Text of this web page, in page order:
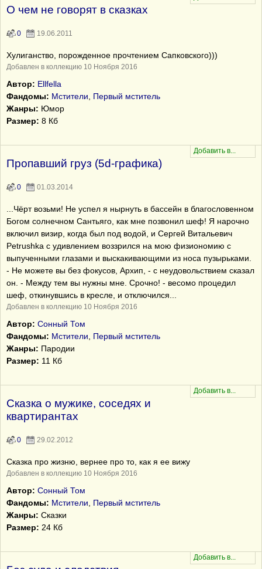
О чем не говорят в сказках
0 19.06.2011
Хулиганство, порожденное прочтением Сапковского)))
Добавлен в коллекцию 10 Ноября 2016
Автор: Ellfella
Фандомы: Мстители
Первый мститель
Жанры: Юмор
Размер: 8 Кб
Пропавший груз (5d-графика)
0 01.03.2014
...Чёрт возьми! Не успел я нырнуть в бассейн в благословенном
Богом солнечном Сантьяго, как мне позвонил шеф! Я нарочно
включил визир, когда был под водой, и Сергей Витальевич
Petrushka с удивлением воззрился на мою физиономию с
выпученными глазами и выскакивающими из носа пузырьками.
- Не можете вы без фокусов, Архип, - с неудовольствием сказал
он. - Между тем вы нужны мне. Срочно! - весомо процедил
шеф, откинувшись в кресле, и отключился...
Добавлен в коллекцию 10 Ноября 2016
Автор: Сонный Том
Фандомы: Мстители
Первый мститель
Жанры: Пародии
Размер: 11 Кб
Сказка о мужике, соседях и
квартирантах
0 29.02.2012
Сказка про жизню, вернее про то, как я ее вижу
Добавлен в коллекцию 10 Ноября 2016
Автор: Сонный Том
Фандомы: Мстители
Первый мститель
Жанры: Сказки
Размер: 24 Кб